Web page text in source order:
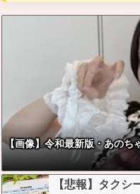
【画像】令和最新版・あのち
【悲報】タクシ